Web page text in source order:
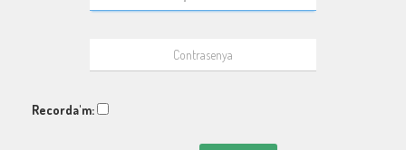
Recorda'm: